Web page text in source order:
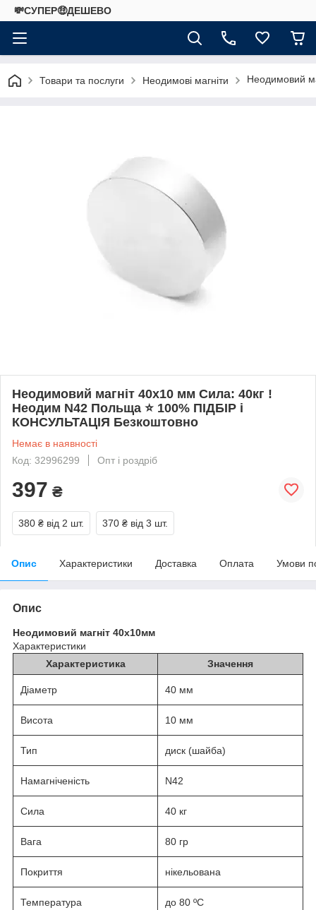
💸СУПЕР🤑ДЕШЕВО
Товари та послуги Неодимові магніти Неодимовий
Неодимовий магніт 40х10 мм Сила: 40кг !
Неодим N42 Польща ⭐ 100% ПІДБІР і
КОНСУЛЬТАЦІЯ Безкоштовно
Немає в наявності
Код: 32996299
Опт і роздріб
397 ₴
380 ₴ від 2 шт. 370 ₴ від 3 шт.
Опис Характеристики Доставка Оплата Умови
Опис
Неодимовий магніт 40х10мм
Характеристики
Характеристика
Значення
Діаметр 40 мм
Висота 10 мм
Тип диск (шайба)
Намагніченість N42
Сила 40 кг
Вага 80 гр
Покриття нікельована
Температура до 80 ºС